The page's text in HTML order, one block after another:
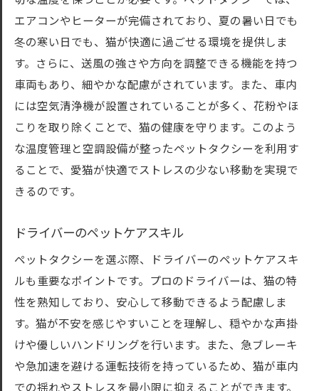
エアコンやヒーターが完備されており、夏の暑い日でも
冬の寒い日でも、猫が快適に過ごせる環境を提供しま
す。さらに、送風の強さや方向を調整できる機能を持つ
車両もあり、細やかな配慮がされています。また、車内
には空気清浄機が設置されていることが多く、花粉やほ
こりを取り除くことで、猫の健康を守ります。このよう
な温度管理と空調設備が整ったペットタクシーを利用す
ることで、愛猫が快適でストレスの少ない移動を実現で
きるのです。
ドライバーのペットケアスキル
ペットタクシーを選ぶ際、ドライバーのペットケアスキ
ルも重要なポイントです。プロのドライバーは、猫の特
性を熟知しており、安心して移動できるよう配慮しま
す。猫が不安を感じやすいことを理解し、穏やかな声掛
けや優しいハンドリングを行います。また、急ブレーキ
や急加速を避ける運転技術を持っているため、猫が車内
での揺れやストレスを最小限に抑えることができます。